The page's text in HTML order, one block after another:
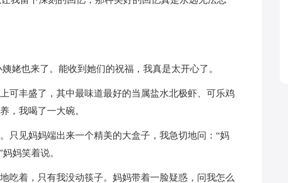
姥也来了。能收到她们的祝福，我真是太开心了。
可丰盛了，其中最味道最好的当属盐水北极虾、可乐鸡
，我喝了一大碗。
只见妈妈端出来一个精美的大盒子，我急切地问：“妈
妈笑着说。
吃着，只有我没动筷子。妈妈带着一脸疑惑，问我怎么